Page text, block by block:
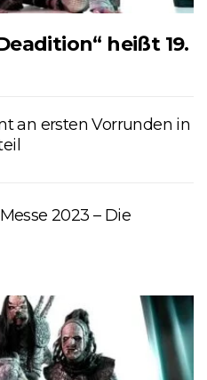
heißt 19.
an ersten Vorrunden in
2023 – Die